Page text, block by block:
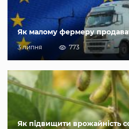
Як малому фермеру
3 липня 773
Як підвищити врожайність